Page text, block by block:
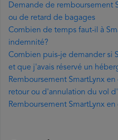
Demande de remboursement
ou de retard de bagages
Combien de temps faut-il à
indemnité?
Combien puis-je demander si
et que j'avais réservé un
Remboursement SmartLynx
retour ou d'annulation du vol
Remboursement SmartLynx